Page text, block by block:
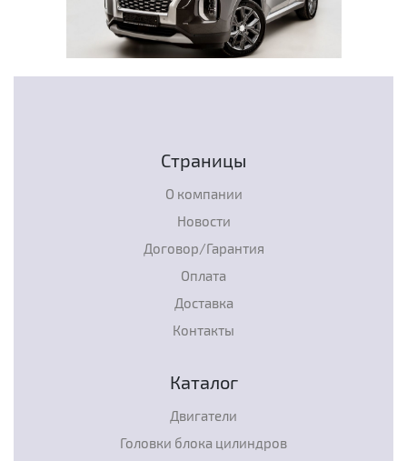
Страницы
О компании
Новости
Договор/Гарантия
Оплата
Доставка
Контакты
Каталог
Двигатели
Головки блока цилиндров